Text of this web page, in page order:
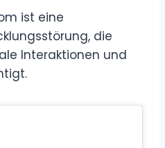
ist eine
die
Interaktionen und